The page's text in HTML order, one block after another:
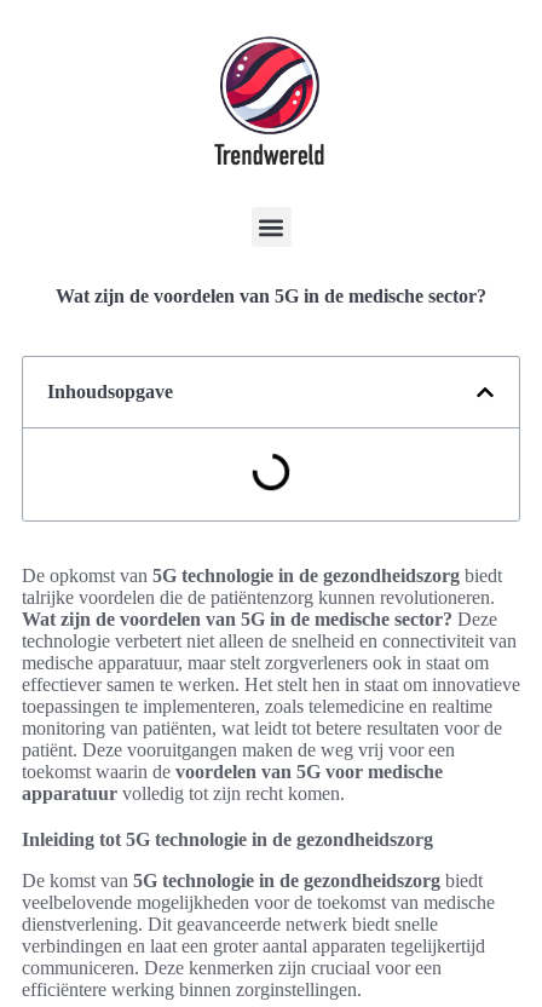
Wat zijn de voordelen van 5G in de medische sector?
Inhoudsopgave
De opkomst van 5G technologie in de gezondheidszorg biedt
talrijke voordelen die de patiëntenzorg kunnen revolutioneren.
Wat zijn de voordelen van 5G in de medische sector? Deze
technologie verbetert niet alleen de snelheid en connectiviteit van
medische apparatuur, maar stelt zorgverleners ook in staat om
effectiever samen te werken. Het stelt hen in staat om innovatieve
toepassingen te implementeren, zoals telemedicine en realtime
monitoring van patiënten, wat leidt tot betere resultaten voor de
patiënt. Deze vooruitgangen maken de weg vrij voor een
toekomst waarin de voordelen van 5G voor medische
apparatuur volledig tot zijn recht komen.
Inleiding tot 5G technologie in de gezondheidszorg
De komst van 5G technologie in de gezondheidszorg biedt
veelbelovende mogelijkheden voor de toekomst van medische
dienstverlening. Dit geavanceerde netwerk biedt snelle
verbindingen en laat een groter aantal apparaten tegelijkertijd
communiceren. Deze kenmerken zijn cruciaal voor een
efficiëntere werking binnen zorginstellingen.